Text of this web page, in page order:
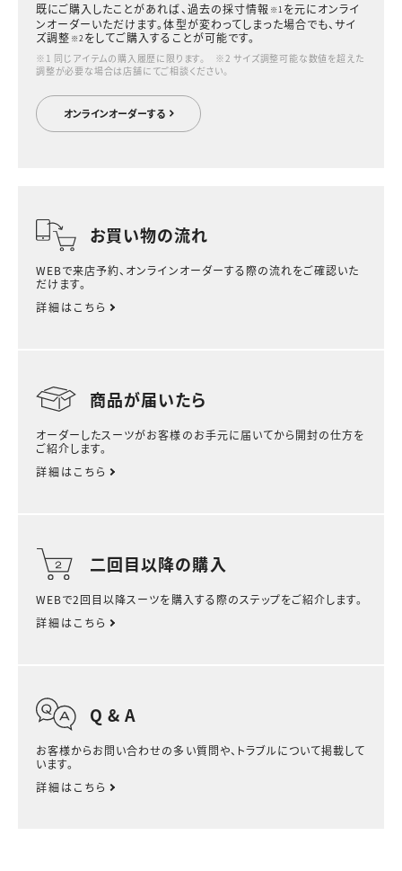
既にご購入したことがあれば、過去の採寸情報 ※1 を元にオンライ
ンオーダーいただけます。体型が変わってしまった場合でも、サイ
ズ調整 ※2 をしてご購入することが可能です。
※1 同じアイテムの購入履歴に限ります。 ※2 サイズ調整可能な数値を超えた
調整が必要な場合は店舗にてご相談ください。
オンラインオーダーする
お買い物の流れ
WEBで来店予約、オンラインオーダーする際の流れをご確認いた
だけます。
詳細はこちら
商品が届いたら
オーダーしたスーツがお客様のお手元に届いてから開封の仕方を
ご紹介します。
詳細はこちら
二回目以降の購入
WEBで2回目以降スーツを購入する際のステップをご紹介します。
詳細はこちら
Q & A
お客様からお問い合わせの多い質問や、トラブルについて掲載して
います。
詳細はこちら